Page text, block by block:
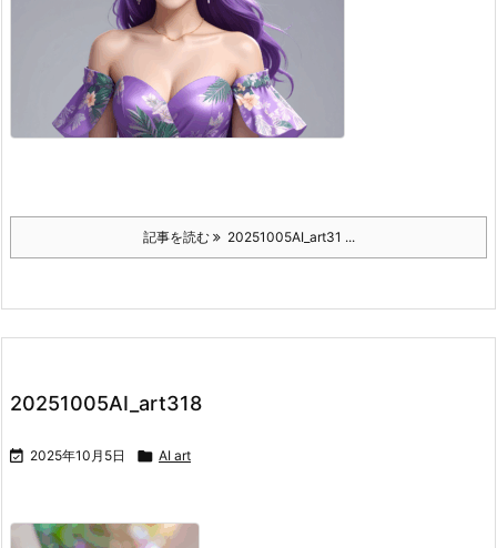
記事を読む 20251005AI_art31 ...
20251005AI_art318
 2025年10月5日  AI art